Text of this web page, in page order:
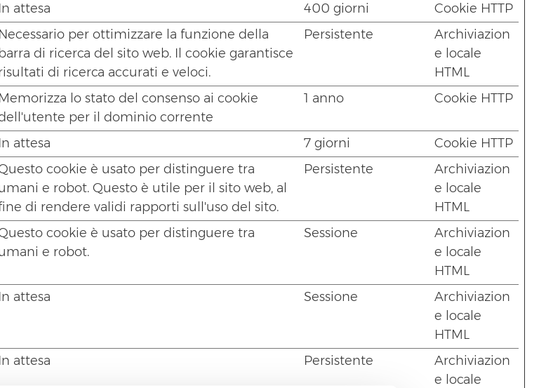
In attesa 400 giorni
Cookie HTTP
Necessario per ottimizzare la funzione della
barra di ricerca del sito web. Il cookie garantisce
di ricerca accurati e veloci.
Persistente
Archiviazion
e locale
HTML
Memorizza lo stato del consenso ai cookie
per il dominio corrente
1 anno Cookie HTTP
In attesa 7 giorni
Cookie HTTP
cookie è usato per distinguere tra
e robot. Questo è utile per il sito web, al
di rendere validi rapporti sull'uso del sito.
Persistente
Archiviazion
e locale
HTML
cookie è usato per distinguere tra
e robot.
Sessione
Archiviazion
e locale
HTML
In attesa Sessione
Archiviazion
e locale
HTML
In attesa Persistente
Archiviazion
e locale